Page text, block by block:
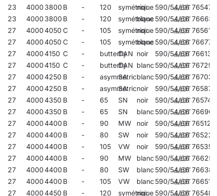
23
4000 3800 B - 120 symétrique
noir 590/54/66 765476
23
4000 3800 B - 120 symétrique
blanc 590/54/66 766633
27
40004050 C - 105 symétrique
noir 590/54/66 765612
27
40004050 C - 105 symétrique
blanc 590/54/66 766770
27
40004150 C - butterfly
DAN noir 590/54/66 766138
27
40004150 C - butterfly
DAN blanc 590/54/66 767296
27
40004250 B - asymmetric
SA blanc 590/54/66 767036
27
40004250 B - asymmetric
SA noir 590/54/66 765872
27
40004350 B - 65 SN noir 590/54/66 765742
27
40004350 B - 65 SN blanc 590/54/66 766909
27
40004400 B - 90 MW noir 590/54/66 765124
27
40004400 B - 80 SW noir 590/54/66 765223
27
40004400 B - 105 VW noir 590/54/66 765353
27
40004400 B - 90 MW blanc 590/54/66 766251
27
40004400 B - 80 SW blanc 590/54/66 766381
27
40004400 B - 105 VW blanc 590/54/66 766510
27
40004450 B - 120 symétrique
noir 590/54/66 765483